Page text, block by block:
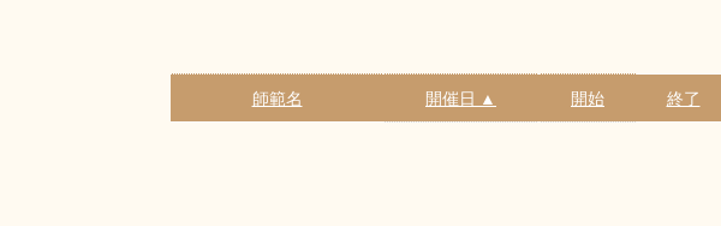
師範名 開催日 ▲ 開始 終了